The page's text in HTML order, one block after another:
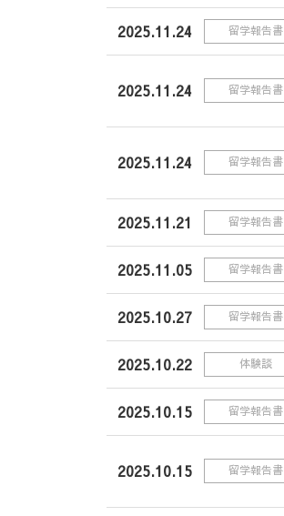
2025.11.24 留学報告書
2025.11.24 留学報告書
2025.11.24 留学報告書
2025.11.21 留学報告書
2025.11.05 留学報告書
2025.10.27 留学報告書
2025.10.22 体験談
2025.10.15 留学報告書
2025.10.15 留学報告書